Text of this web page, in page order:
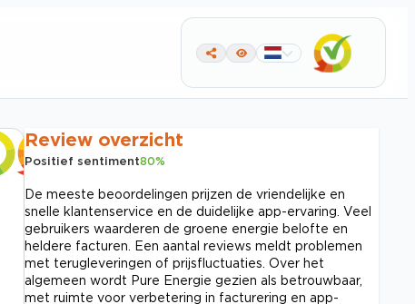
Review overzicht
Positief sentiment80%
De meeste beoordelingen prijzen de vriendelijke en
snelle klantenservice en de duidelijke app-ervaring. Veel
gebruikers waarderen de groene energie belofte en
heldere facturen. Een aantal reviews meldt problemen
met terugleveringen of prijsfluctuaties. Over het
algemeen wordt Pure Energie gezien als betrouwbaar,
met ruimte voor verbetering in facturering en app-